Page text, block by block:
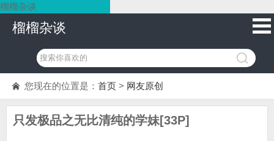
榴榴杂谈
榴榴杂谈
您现在的位置是： 首页 > 网友原创
只发极品之无比清纯的学妹[33P]